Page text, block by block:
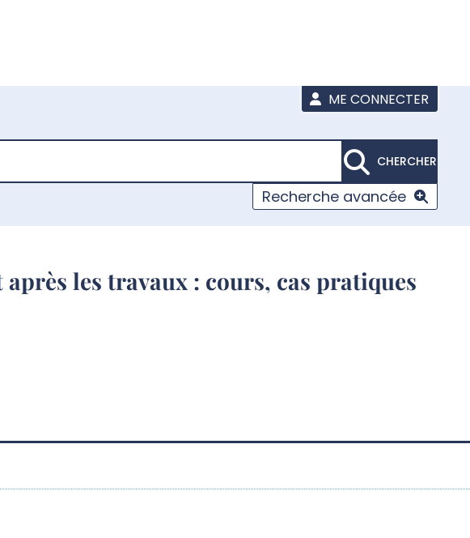
ME CONNECTER
CHERCHER
Recherche avancée
les travaux : cours, cas pratiques